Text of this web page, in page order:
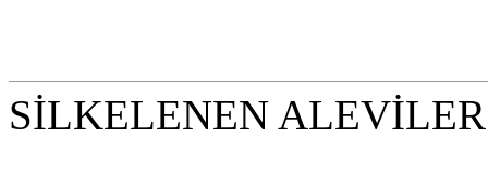
SİLKELENEN